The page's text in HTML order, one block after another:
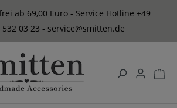
ab 69,00 Euro - Service Hotline +49
532 03 23 - service@smitten.de